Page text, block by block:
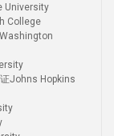
University
College
Johns Hopkins